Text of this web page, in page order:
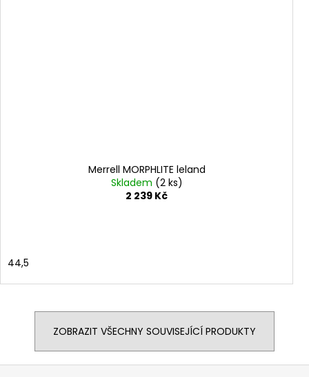
Merrell MORPHLITE leland
Skladem (2 ks)
2 239 Kč
44,5
ZOBRAZIT VŠECHNY SOUVISEJÍCÍ PRODUKTY